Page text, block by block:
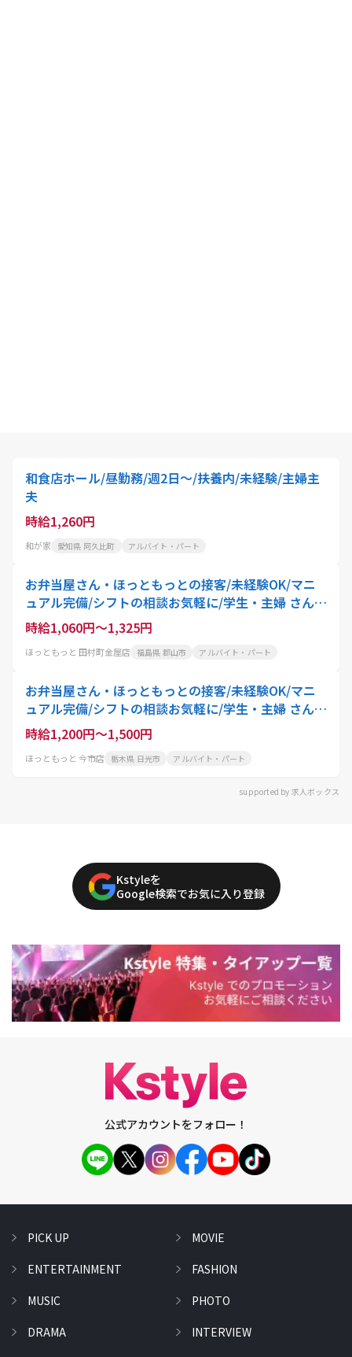
和食店ホール/昼勤務/週2日～/扶養内/未経験/主婦主
夫
時給1,260円
和が家 愛知県 阿久比町 アルバイト・パート
お弁当屋さん・ほっともっとの接客/未経験OK/マニ
ュアル完備/シフトの相談お気軽に/学生・主婦 さん活
躍中
時給1,060円～1,325円
ほっともっと 田村町金屋店 福島県 郡山市 アルバイト・パート
お弁当屋さん・ほっともっとの接客/未経験OK/マニ
ュアル完備/シフトの相談お気軽に/学生・主婦 さん活
躍中
時給1,200円～1,500円
ほっともっと 今市店 栃木県 日光市 アルバイト・パート
supported by 求人ボックス
Kstyleを
Google検索でお気に入り登録
公式アカウントをフォロー！
PICK UP
ENTERTAINMENT
MUSIC
DRAMA
MOVIE
FASHION
PHOTO
INTERVIEW